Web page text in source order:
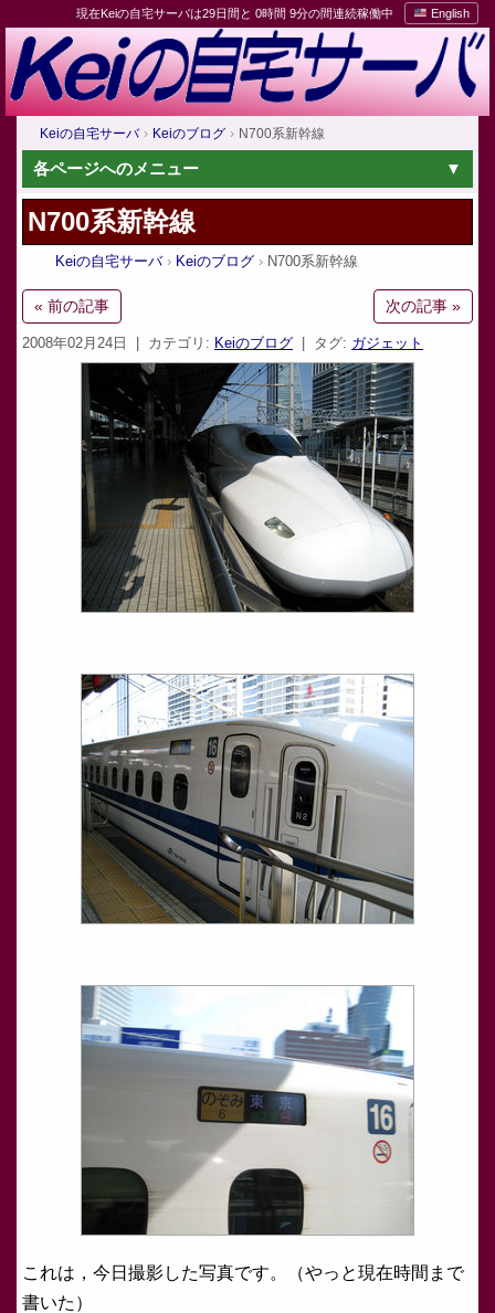
現在Keiの自宅サーバは29日間と 0時間 9分の間連続稼働中 English
Keiの自宅サーバ Keiのブログ N700系新幹線
各ページへのメニュー
N700系新幹線
Keiの自宅サーバ Keiのブログ N700系新幹線
« 前の記事 次の記事 »
2008年02月24日 | カテゴリ: Keiのブログ | タグ: ガジェット
これは，今日撮影した写真です。（やっと現在時間まで
書いた）